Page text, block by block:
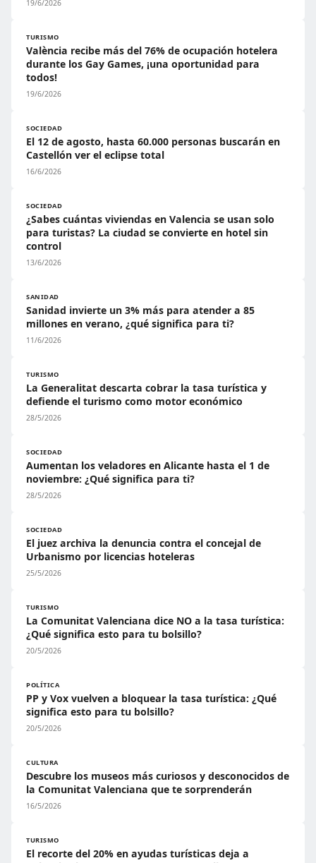
19/6/2026
TURISMO
València recibe más del 76% de ocupación hotelera
durante los Gay Games, ¡una oportunidad para
todos!
19/6/2026
SOCIEDAD
El 12 de agosto, hasta 60.000 personas buscarán en
Castellón ver el eclipse total
16/6/2026
SOCIEDAD
¿Sabes cuántas viviendas en Valencia se usan solo
para turistas? La ciudad se convierte en hotel sin
control
13/6/2026
SANIDAD
Sanidad invierte un 3% más para atender a 85
millones en verano, ¿qué significa para ti?
11/6/2026
TURISMO
La Generalitat descarta cobrar la tasa turística y
defiende el turismo como motor económico
28/5/2026
SOCIEDAD
Aumentan los veladores en Alicante hasta el 1 de
noviembre: ¿Qué significa para ti?
28/5/2026
SOCIEDAD
El juez archiva la denuncia contra el concejal de
Urbanismo por licencias hoteleras
25/5/2026
TURISMO
La Comunitat Valenciana dice NO a la tasa turística:
¿Qué significa esto para tu bolsillo?
20/5/2026
POLÍTICA
PP y Vox vuelven a bloquear la tasa turística: ¿Qué
significa esto para tu bolsillo?
20/5/2026
CULTURA
Descubre los museos más curiosos y desconocidos de
la Comunitat Valenciana que te sorprenderán
16/5/2026
TURISMO
El recorte del 20% en ayudas turísticas deja a